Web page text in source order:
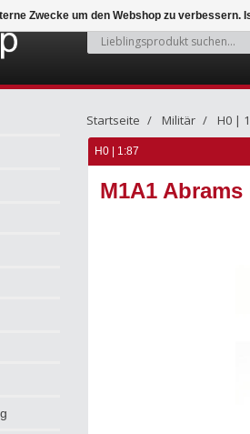
Startseite Militär H0 |
H0 | 1:87
M1A1
Zwecke um den Webshop zu verbessern.